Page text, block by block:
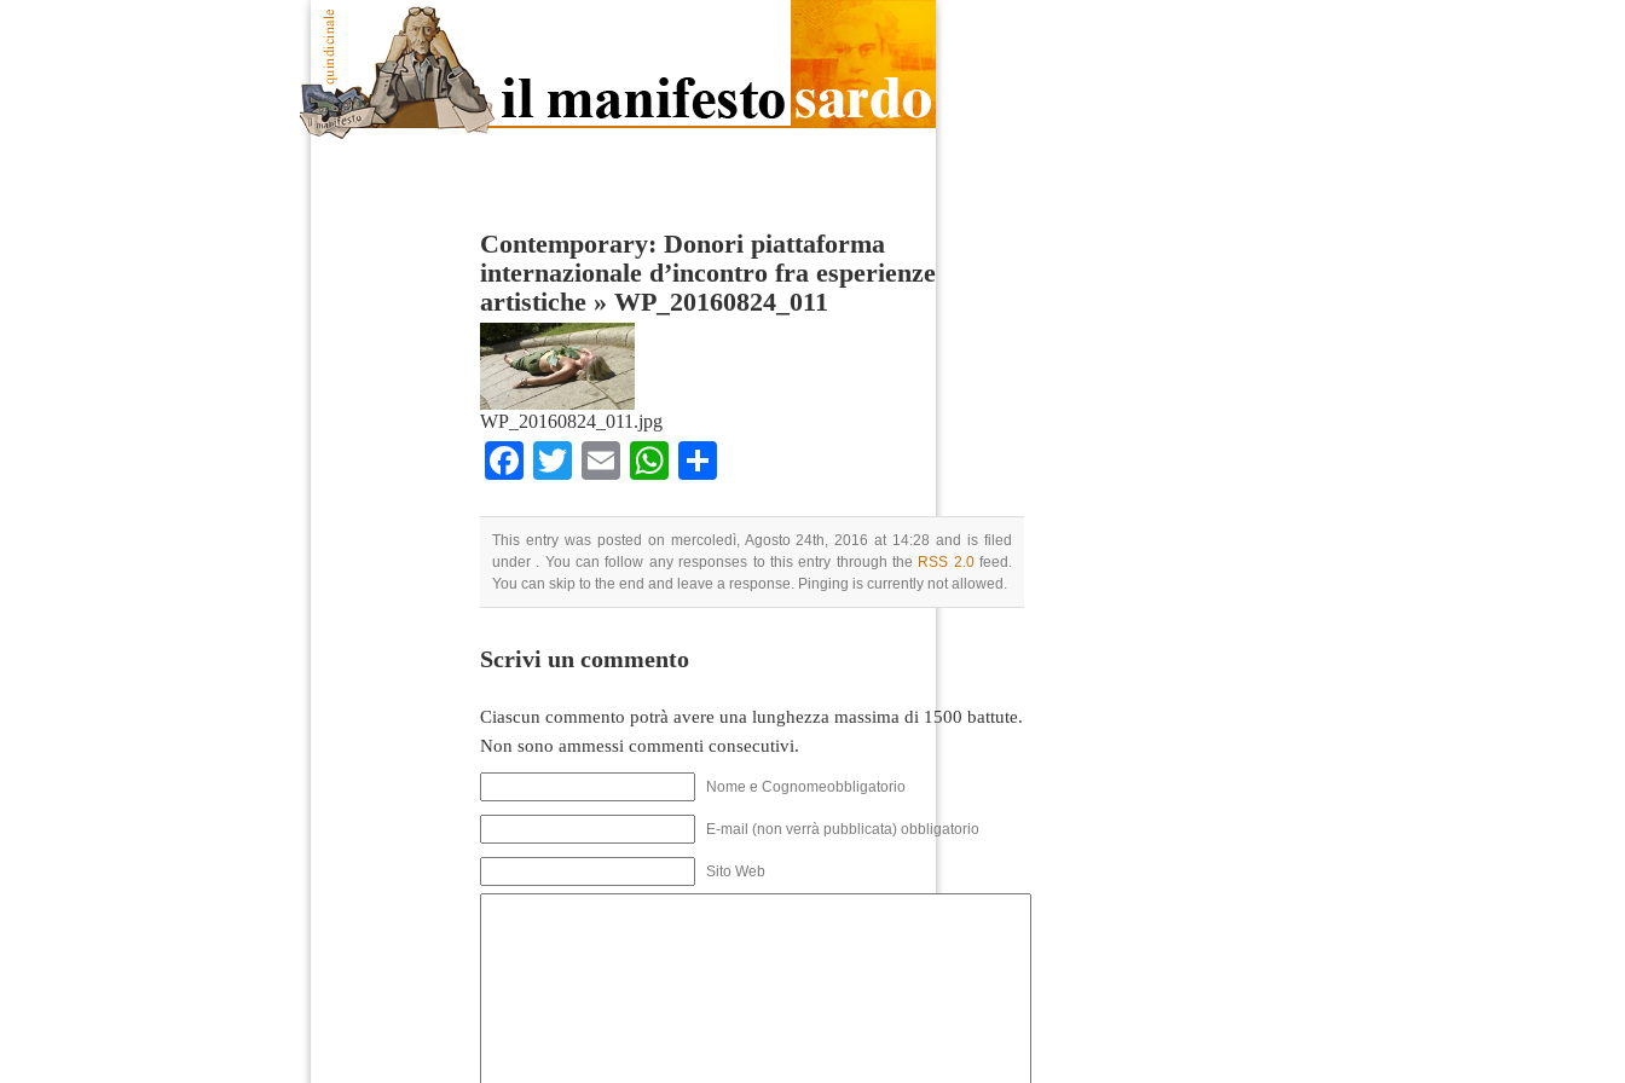
Contemporary: Donori piattaforma
internazionale d’incontro fra esperienze
artistiche » WP_20160824_011
WP_20160824_011.jpg
Facebook
TwitterEmailWhatsApp
This entry was posted on mercoledì, Agosto 24th, 2016 at 14:28 and is filed
under . You can follow any responses to this entry through the RSS 2.0feed.
You can skip to the end and leave a response. Pinging is currently not allowed.
Scrivi un commento
Ciascun commento potrà avere una lunghezza massima di 1500 battute.
Non sono ammessi commenti consecutivi.
Nome e Cognomeobbligatorio
E-mail (non verrà pubblicata) obbligatorio
Sito Web